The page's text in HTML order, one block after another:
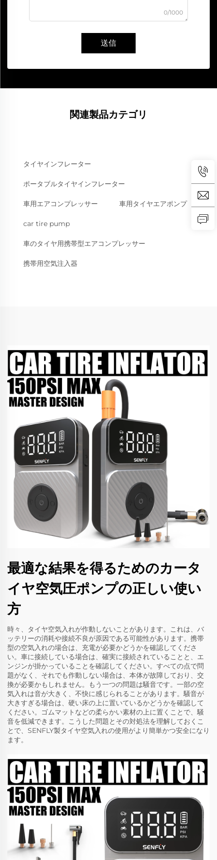
0/1000
送信
関連製品カテゴリ
タイヤインフレーター
ポータブルタイヤインフレーター
車用エアコンプレッサー 車用タイヤエアポンプ
car tire pump
車のタイヤ用携帯型エアコンプレッサー
携帯用空気注入器
最適な結果を得るためのカータ
イヤ空気圧ポンプの正しい使い
方
時々、タイヤ空気入れが作動しないことがあります。これは、バ
ッテリーの消耗や接続不良が原因である可能性があります。携帯
型の空気入れの場合は、充電が必要かどうかを確認してくださ
い。車に接続している場合は、確実に接続されていることと、エ
ンジンが掛かっていることを確認してください。すべての点で問
題がなく、それでも作動しない場合は、本体が故障しており、交
換が必要かもしれません。もう一つの問題は騒音です。一部の空
気入れは音が大きく、不快に感じられることがあります。騒音が
大きすぎる場合は、硬い床の上に置いているかどうかを確認して
ください。ゴムマットなどの柔らかい素材の上に置くことで、騒
音を低減できます。こうした問題とその対処法を理解しておくこ
とで、SENFLY製タイヤ空気入れの使用がより簡単かつ安全になり
ます。